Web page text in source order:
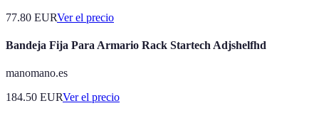
77.80 EURVer el precio
Bandeja Fija Para Armario Rack Startech Adjshelfhd
manomano.es
184.50 EURVer el precio